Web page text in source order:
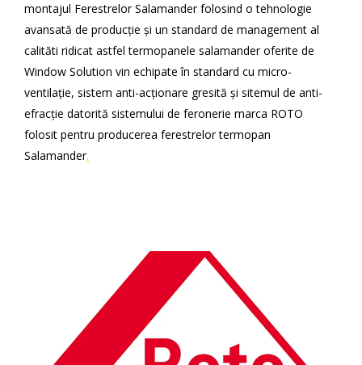
montajul Ferestrelor Salamander folosind o tehnologie
avansată de producție și un standard de management al
calităti ridicat astfel termopanele salamander oferite de
Window Solution vin echipate în standard cu micro-
ventilație, sistem anti-acționare gresită și sitemul de anti-
efracție datorită sistemului de feronerie marca ROTO
folosit pentru producerea ferestrelor termopan
Salamander.